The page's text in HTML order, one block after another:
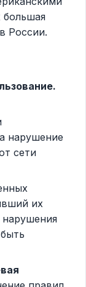
большая
России.
нарушение
сети
их
нарушения